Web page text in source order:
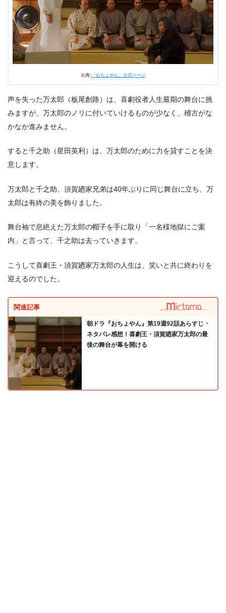
3.
朝ドラ『おちょやん』第19週93話あらすじ・ネタバレ感
想まとめ
出典: 『おちょやん』公式ページ
声を失った万太郎（板尾創路）は、喜劇役者人生最期の舞台に挑
みますが、万太郎のノリに付いていけるものが少なく、稽古がな
かなか進みません。
すると千之助（星田英利）は、万太郎のために力を貸すことを決
意します。
万太郎と千之助、須賀廼家兄弟は40年ぶりに同じ舞台に立ち、万
太郎は有終の美を飾りました。
舞台袖で息絶えた万太郎の帽子を手に取り「一名様地獄にご案
内」と言って、千之助は去っていきます。
こうして喜劇王・須賀廼家万太郎の人生は、笑いと共に終わりを
迎えるのでした。
関連記事
朝ドラ『おちょやん』第19週92話あらすじ・
ネタバレ感想！喜劇王・須賀廼家万太郎の最
後の舞台が幕を開ける